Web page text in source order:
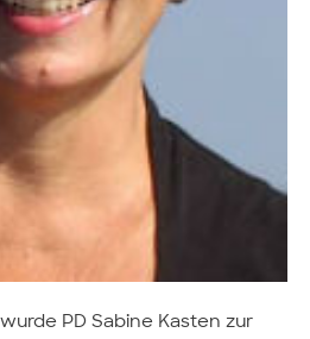
PD Sabine Kasten zur